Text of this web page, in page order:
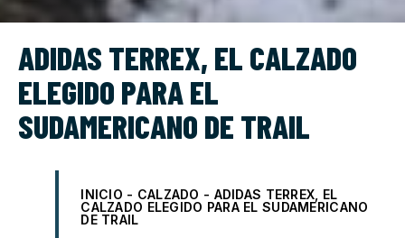
ADIDAS TERREX, EL CALZADO
ELEGIDO PARA EL
SUDAMERICANO DE TRAIL
INICIO - CALZADO - ADIDAS TERREX, EL
CALZADO ELEGIDO PARA EL SUDAMERICANO
DE TRAIL